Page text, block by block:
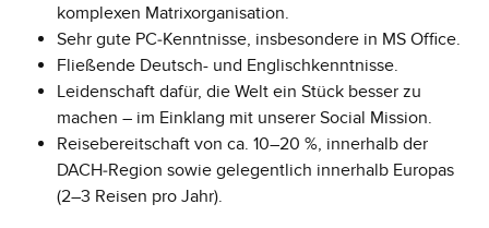
komplexen Matrixorganisation.
Sehr gute PC‑Kenntnisse, insbesondere in MS Office.
Fließende Deutsch- und Englischkenntnisse.
Leidenschaft dafür, die Welt ein Stück besser zu
machen – im Einklang mit unserer Social Mission.
Reisebereitschaft von ca. 10–20 %, innerhalb der
DACH‑Region sowie gelegentlich innerhalb Europas
(2–3 Reisen pro Jahr).